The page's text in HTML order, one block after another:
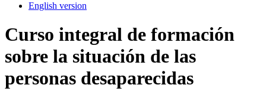
English version
Curso integral de formación
sobre la situación de las
personas desaparecidas